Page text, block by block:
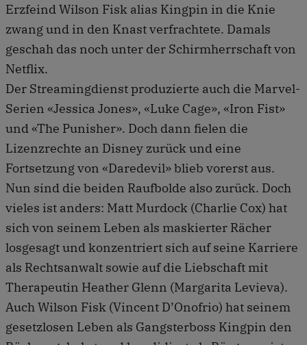
Erzfeind Wilson Fisk alias Kingpin in die Knie
zwang und in den Knast verfrachtete. Damals
geschah das noch unter der Schirmherrschaft von
Netflix.
Der Streamingdienst produzierte auch die Marvel-
Serien «Jessica Jones», «Luke Cage», «Iron Fist»
und «The Punisher». Doch dann fielen die
Lizenzrechte an Disney zurück und eine
Fortsetzung von «Daredevil» blieb vorerst aus.
Nun sind die beiden Raufbolde also zurück. Doch
vieles ist anders: Matt Murdock (Charlie Cox) hat
sich von seinem Leben als maskierter Rächer
losgesagt und konzentriert sich auf seine Karriere
als Rechtsanwalt sowie auf die Liebschaft mit
Therapeutin Heather Glenn (Margarita Levieva).
Auch Wilson Fisk (Vincent D’Onofrio) hat seinem
gesetzlosen Leben als Gangsterboss Kingpin den